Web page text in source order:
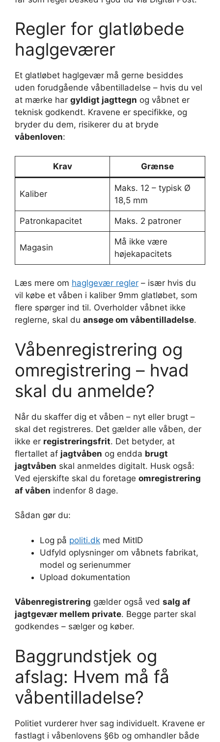
Regler for glatløbede
haglgeværer
Et glatløbet haglgevær må gerne besiddes
uden forudgående våbentilladelse – hvis du vel
at mærke har gyldigt jagttegn og våbnet er
teknisk godkendt. Kravene er specifikke, og
bryder du dem, risikerer du at bryde
våbenloven:
Krav Grænse
Kaliber
Maks. 12 – typisk Ø
18,5 mm
Patronkapacitet Maks. 2 patroner
Magasin
Må ikke være
højekapacitets
Læs mere om haglgevær regler – især hvis du
vil købe et våben i kaliber 9mm glatløbet, som
flere spørger ind til. Overholder våbnet ikke
reglerne, skal du ansøge om våbentilladelse.
Våbenregistrering og
omregistrering – hvad
skal du anmelde?
Når du skaffer dig et våben – nyt eller brugt –
skal det registreres. Det gælder alle våben, der
ikke er registreringsfrit. Det betyder, at
flertallet af jagtvåben og endda brugt
jagtvåben skal anmeldes digitalt. Husk også:
Ved ejerskifte skal du foretage omregistrering
af våben indenfor 8 dage.
Sådan gør du:
Log på politi.dk med MitID
Udfyld oplysninger om våbnets fabrikat,
model og serienummer
Upload dokumentation
Våbenregistrering gælder også ved salg af
jagtgevær mellem private. Begge parter skal
godkendes – sælger og køber.
Baggrundstjek og
afslag: Hvem må få
våbentilladelse?
Politiet vurderer hver sag individuelt. Kravene er
fastlagt i våbenlovens §6b og omhandler både